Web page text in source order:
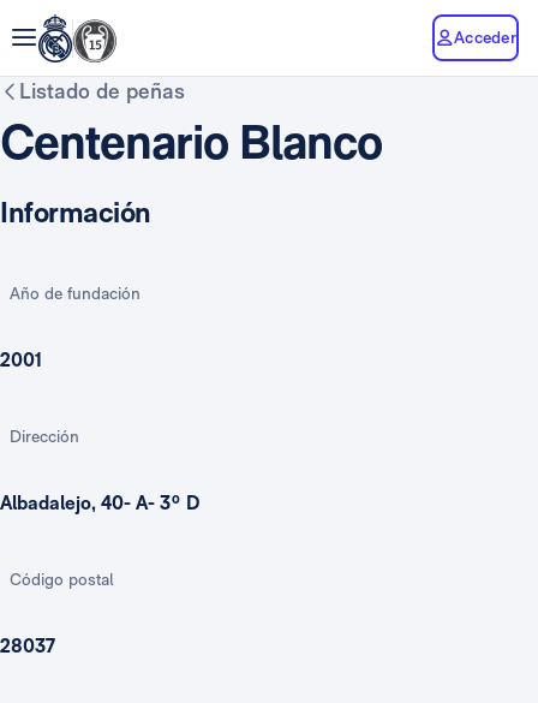
Acceder
Listado de peñas
Centenario Blanco
Información
Año de fundación
2001
Dirección
Albadalejo, 40- A- 3º D
Código postal
28037